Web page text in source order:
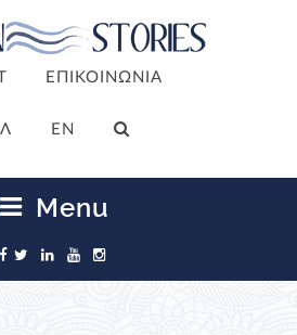
ΕΠΙΚΟΙΝΩΝΙΑ
EN
Menu